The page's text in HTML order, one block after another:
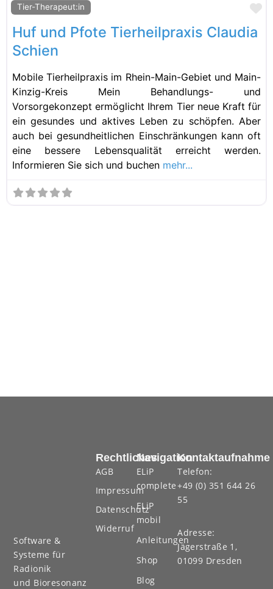
Tier-Therapeut:in
Huf und Pfote Tierheilpraxis Claudia
Schien
Mobile Tierheilpraxis im Rhein-Main-Gebiet und Main-
Kinzig-Kreis Mein Behandlungs- und
Vorsorgekonzept ermöglicht Ihrem Tier neue Kraft für
ein gesundes und aktives Leben zu schöpfen. Aber
auch bei gesundheitlichen Einschränkungen kann oft
eine bessere Lebensqualität erreicht werden.
Informieren Sie sich und buchen mehr...
Software &
Systeme für
Radionik
und Bioresonanz
Navigation
ELiP
complete
ELiP
mobil
Anleitungen
Shop
Blog
Rechtliches
AGB
Impressum
Datenschutz
Widerruf
Kontaktaufnahme
Telefon:
+49 (0) 351 644 26
55
Adresse:
Jägerstraße 1,
01099 Dresden